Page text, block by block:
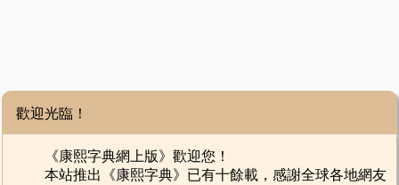
歡迎光臨！
《康熙字典網上版》歡迎您！
本站推出《康熙字典》已有十餘載，感謝全球各地網友